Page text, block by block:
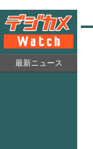
最新ニュース